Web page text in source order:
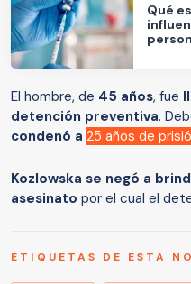
Qué
El hombre, de 45 años, fue
detención preventiva.
condenó a 25 años de
Kozlowska se negó a
asesinato por el cual el
ETIQUETAS DE ESTA